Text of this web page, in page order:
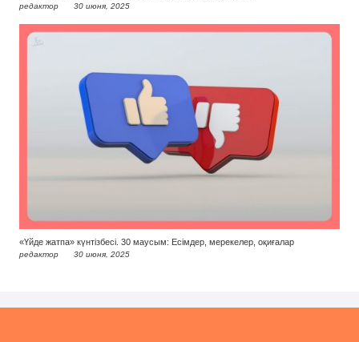
редактор 30 июня, 2025
«Үйде жатпа» күнтізбесі. 30 маусым: Есімдер, мерекелер, оқиғалар
редактор 30 июня, 2025